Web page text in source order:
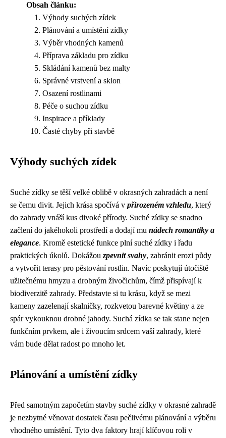
Obsah článku:
Výhody suchých zídek
Plánování a umístění zídky
Výběr vhodných kamenů
Příprava základu pro zídku
Skládání kamenů bez malty
Správné vrstvení a sklon
Osazení rostlinami
Péče o suchou zídku
Inspirace a příklady
Časté chyby při stavbě
Výhody suchých zídek
Suché zídky se těší velké oblibě v okrasných zahradách a není
se čemu divit. Jejich krása spočívá v přirozeném vzhledu, který
do zahrady vnáší kus divoké přírody. Suché zídky se snadno
začlení do jakéhokoli prostředí a dodají mu nádech romantiky a
elegance. Kromě estetické funkce plní suché zídky i řadu
praktických úkolů. Dokážou zpevnit svahy, zabránit erozi půdy
a vytvořit terasy pro pěstování rostlin. Navíc poskytují útočiště
užitečnému hmyzu a drobným živočichům, čímž přispívají k
biodiverzitě zahrady. Představte si tu krásu, když se mezi
kameny zazelenají skalničky, rozkvetou barevné květiny a ze
spár vykouknou drobné jahody. Suchá zídka se tak stane nejen
funkčním prvkem, ale i živoucím srdcem vaší zahrady, které
vám bude dělat radost po mnoho let.
Plánování a umístění zídky
Před samotným započetím stavby suché zídky v okrasné zahradě
je nezbytné věnovat dostatek času pečlivému plánování a výběru
vhodného umístění. Tyto dva faktory hrají klíčovou roli v